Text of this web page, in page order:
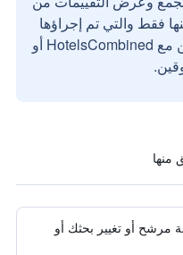
فقط والتي تم إجراؤها
بواسطة مستخدمين حقيقيين مع HotelsCombined أو
مرشح أو تغيير بحثك أو